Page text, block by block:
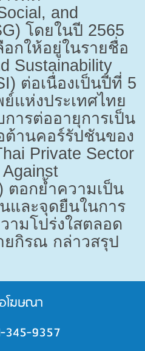
and
โดยในปี 2565
กให้อยู่ในรายชื่อ
Sustainability
ต่อเนื่องเป็นปีที่ 5
แห่งประเทศไทย
ารต่ออายุการเป็น
านคอร์รัปชันของ
Private Sector
ตอกย้ำความเป็น
และจุดยืนในการ
ามโปร่งใสตลอด
ยกิรณ กล่าวสรุป
โฆษณา
345-9357